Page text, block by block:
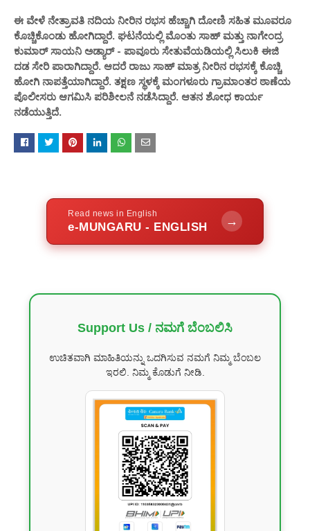
ಈ ವೇಳೆ ನೇತ್ರಾವತಿ ನದಿಯ ನೀರಿನ ರಭಸ ಹೆಚ್ಚಾಗಿ ದೋಣಿ ಸಹಿತ ಮೂವರೂ
ಕೊಚ್ಚಿಕೊಂಡು ಹೋಗಿದ್ದಾರೆ. ಘಟನೆಯಲ್ಲಿ ಮೊಂತು ಸಾಹ್ ಮತ್ತು ನಾಗೇಂದ್ರ
ಕುಮಾರ್ ಸಾಯನಿ ಅಡ್ಯಾರ್ - ಪಾವೂರು ಸೇತುವೆಯಡಿಯಲ್ಲಿ ಸಿಲುಕಿ ಈಜಿ
ದಡ ಸೇರಿ ಪಾರಾಗಿದ್ದಾರೆ‌. ಆದರೆ ರಾಜು ಸಾಹ್ ಮಾತ್ರ ನೀರಿನ ರಭಸಕ್ಕೆ ಕೊಚ್ಚಿ
ಹೋಗಿ ನಾಪತ್ತೆಯಾಗಿದ್ದಾರೆ. ತಕ್ಷಣ ಸ್ಥಳಕ್ಕೆ ಮಂಗಳೂರು ಗ್ರಾಮಾಂತರ ಠಾಣೆಯ
ಪೊಲೀಸರು ಆಗಮಿಸಿ ಪರಿಶೀಲನೆ ನಡೆಸಿದ್ದಾರೆ‌. ಆತನ ಶೋಧ ಕಾರ್ಯ
ನಡೆಯುತ್ತಿದೆ.
Read news in English
e-MUNGARU - ENGLISH →
Support Us / ನಮಗೆ ಬೆಂಬಲಿಸಿ
ಉಚಿತವಾಗಿ ಮಾಹಿತಿಯನ್ನು ಒದಗಿಸುವ ನಮಗೆ ನಿಮ್ಮ ಬೆಂಬಲ
ಇರಲಿ. ನಿಮ್ಮ ಕೊಡುಗೆ ನೀಡಿ.